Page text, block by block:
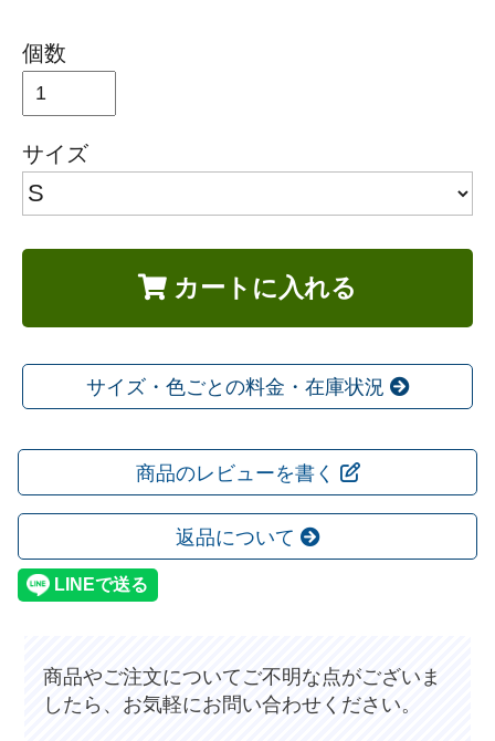
個数
サイズ
カートに入れる
サイズ・色ごとの料金・在庫状況
商品のレビューを書く
返品について
商品やご注文についてご不明な点がございま
したら、お気軽にお問い合わせください。